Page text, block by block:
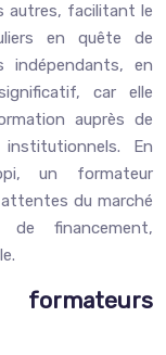
autres, facilitant le
en quête de
indépendants, en
car elle
auprès de
En
un formateur
du marché
financement,